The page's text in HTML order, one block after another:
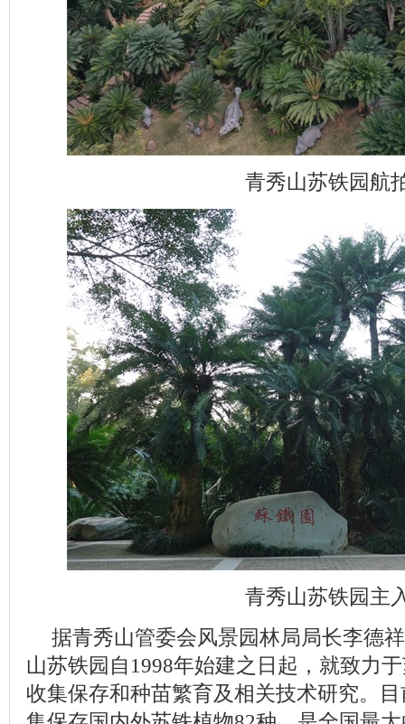
青秀山苏铁园航
青秀山苏铁园主
据青秀山管委会风景园林局局长李德
山苏铁园自1998年始建之日起，就致力
收集保存和种苗繁育及相关技术研究。